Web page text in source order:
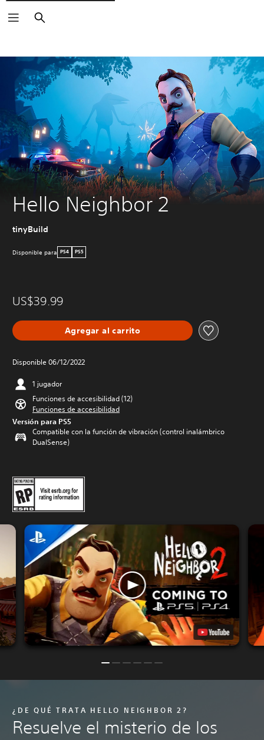
Buscar
Hello Neighbor 2
tinyBuild
Disponible para PS4 PS5
US$39.99
Agregar al carrito
Disponible 06/12/2022
1 jugador
Funciones de accesibilidad (12)
Funciones de accesibilidad
Versión para PS5
Compatible con la función de vibración (control inalámbrico
DualSense)
¿DE QUÉ TRATA HELLO NEIGHBOR 2?
Resuelve el misterio de los